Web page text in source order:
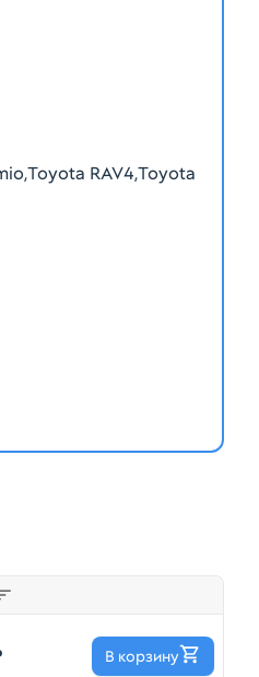
RAV4,Toyota
В корзину